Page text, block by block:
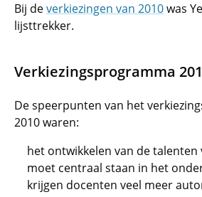
Bij deverkiezingen van 2010was
lijsttrekker.
Verkiezingsprogramma
De speerpunten van het
2010 waren:
het ontwikkelen van de talenten
moet centraal staan in het
krijgen docenten veel meer